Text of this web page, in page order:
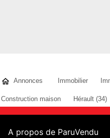
Annonces Immobilier
Construction maison Hérault (34)
A propos de ParuVendu